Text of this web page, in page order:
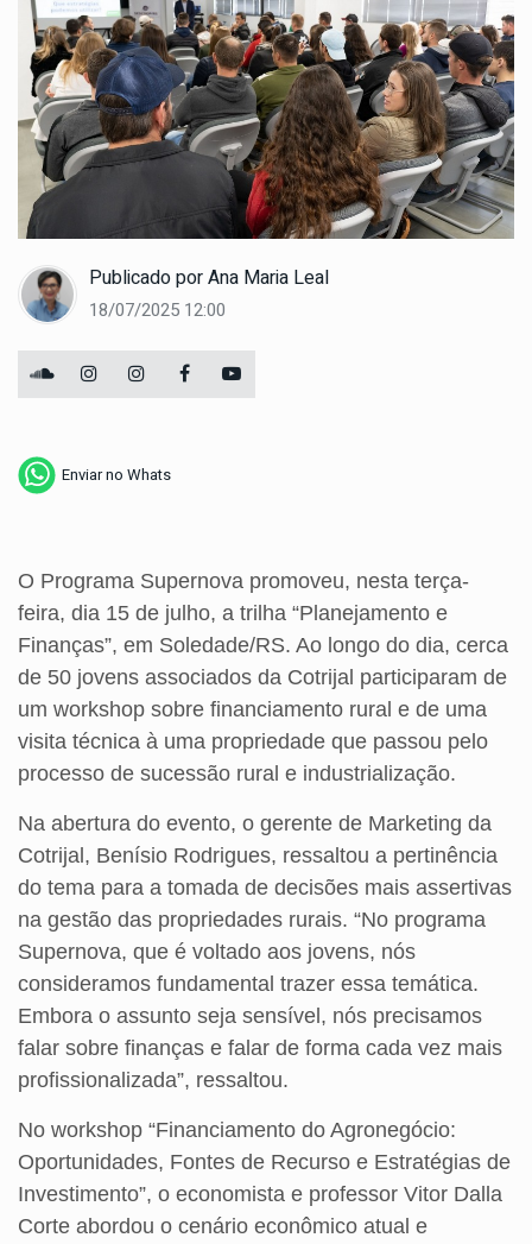
Publicado porAna Maria Leal
18/07/2025 12:00
Enviar no Whats
O Programa Supernova promoveu, nesta terça-
feira, dia 15 de julho, a trilha “Planejamento e
Finanças”, em Soledade/RS. Ao longo do dia, cerca
de 50 jovens associados da Cotrijal participaram de
um workshop sobre financiamento rural e de uma
visita técnica à uma propriedade que passou pelo
processo de sucessão rural e industrialização.
Na abertura do evento, o gerente de Marketing da
Cotrijal, Benísio Rodrigues, ressaltou a pertinência
do tema para a tomada de decisões mais assertivas
na gestão das propriedades rurais. “No programa
Supernova, que é voltado aos jovens, nós
consideramos fundamental trazer essa temática.
Embora o assunto seja sensível, nós precisamos
falar sobre finanças e falar de forma cada vez mais
profissionalizada”, ressaltou.
No workshop “Financiamento do Agronegócio:
Oportunidades, Fontes de Recurso e Estratégias de
Investimento”, o economista e professor Vitor Dalla
Corte abordou o cenário econômico atual e